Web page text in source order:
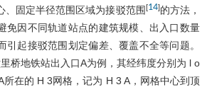
、固定半径范围区域为接驳范围[14]的方法，
免因不同轨道站点的建筑规模、出入口数量
引起接驳范围划定偏差、覆盖不全等问题。
桥地铁站出入口A为例，其经纬度分别为 l o
所在的 H 3网格，记为 H 3 A，网格中心到顶